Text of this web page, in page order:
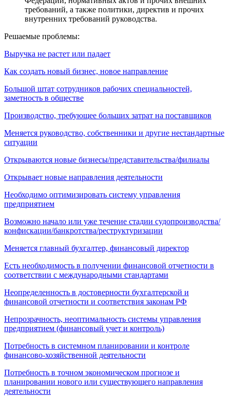
требований, а также политики, директив и прочих
внутренних требований руководства.
Решаемые проблемы:
Выручка не растет или падает
Как создать новый бизнес, новое направление
Большой штат сотрудников рабочих специальностей,
заметность в обществе
Производство, требующее больших затрат на поставщиков
Меняется руководство, собственники и другие нестандартные
ситуации
Открываются новые бизнесы/представительства/филиалы
Открывает новые направления деятельности
Необходимо оптимизировать систему управления
предприятием
Возможно начало или уже течение стадии судопроизводства/
конфискации/банкротства/реструктуризации
Меняется главный бухгалтер, финансовый директор
Есть необходимость в получении финансовой отчетности в
соответствии с международными стандартами
Неопределенность в достоверности бухгалтерской и
финансовой отчетности и соответствия законам РФ
Непрозрачность, неоптимальность системы управления
предприятием (финансовый учет и контроль)
Потребность в системном планировании и контроле
финансово-хозяйственной деятельности
Потребность в точном экономическом прогнозе и
планировании нового или существующего направления
деятельности